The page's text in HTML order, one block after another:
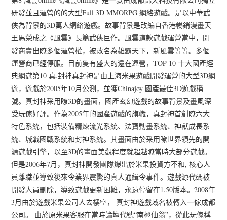
研發並且運營的的大型Full 3D MMORPG 網絡遊戲。是以中華武
俠為背景的3D萬人網絡遊戲。故事背景是改編自香港暢銷漫畫天
王馬榮成之《風雲》長篇武俠巨作。風雲這款遊戲運營當中，開
發商賣出瞭多個運營權，被改名為雄霸天下，新風雲等等。多個
運營商已經停服。目前隻有盛大的還在運營，TOP 10 十大國產經
典網遊第10 真.封神真封神是由上海米果遊戲開發運營的大型3D網
遊，遊戲於2005年10月公測，並獲Chinajoy 國產最佳3D遊戲稱
號。真封神采用瞭3D的畫面，國產玄幻遊戲的故事背景及畫風深
受玩傢好評。作為2005年的國產遊戲的旗幟，真封神首創瞭六大
特色系統，包括裝備精煉流光系統、法寶動畫系統、神獸成長系
統、城戰國戰系統和封神系統。其畫面由於采用瞭世界領先的開
源遊戲引擎，以至3D的畫面美觀程度就超越瞭當時大部分遊戲。
但是2006年7月，真封神開發團隊爆出於米果投資方不和, 核心人
員離職並導致後來令業界震驚的真人通緝令事件。遊戲源代碼被
開發人員刪除，導致遊戲更新困難，永遠停留在1.50版本。2008年
3月由於遊戲米果公司人去樓空， 真封神遊戲域名被轉入一傢成都
公司。 由於原米果客服在當時論壇代號“南極仙翁”，從此玩傢稱